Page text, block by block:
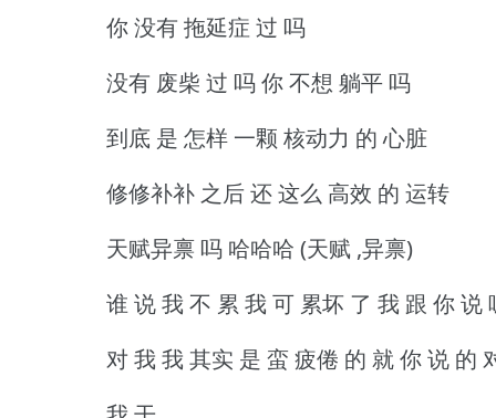
你 没有 拖延症 过 吗
没有 废柴 过 吗 你 不想 躺平 吗
到底 是 怎样 一颗 核动力 的 心脏
修修补补 之后 还 这么 高效 的 运转
天赋异禀 吗 哈哈哈 (天赋 ,异禀)
谁 说 我 不 累 我 可 累坏 了 我 跟 你 说
对 我 我 其实 是 蛮 疲倦 的 就 你 说 的